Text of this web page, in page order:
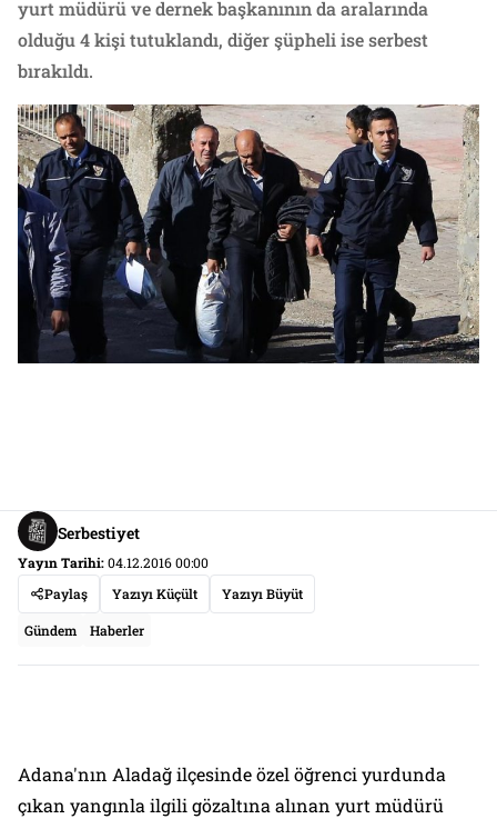
yurt müdürü ve dernek başkanının da aralarında
olduğu 4 kişi tutuklandı, diğer şüpheli ise serbest
bırakıldı.
Serbestiyet
Yayın Tarihi:04.12.2016 00:00
Paylaş
Yazıyı Küçült Yazıyı Büyüt
Gündem Haberler
Adana'nın Aladağ ilçesinde özel öğrenci yurdunda
çıkan yangınla ilgili gözaltına alınan yurt müdürü